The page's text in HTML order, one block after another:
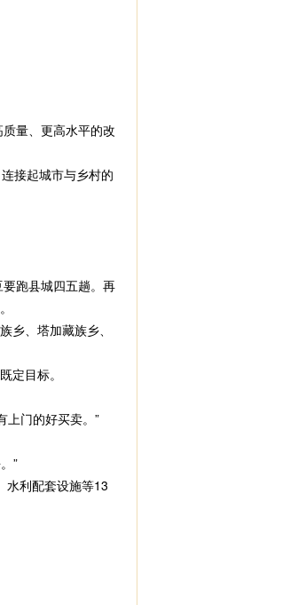
量、更高水平的改
接起城市与乡村的
跑县城四五趟。再
、塔加藏族乡、
定目标。
门的好买卖。”
”
利配套设施等13